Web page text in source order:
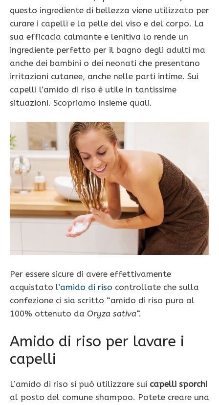
questo ingrediente di bellezza viene utilizzato per
curare i capelli e la pelle del viso e del corpo. La
sua efficacia calmante e lenitiva lo rende un
ingrediente perfetto per il bagno degli adulti ma
anche dei bambini o dei neonati che presentano
irritazioni cutanee, anche nelle parti intime. Sui
capelli l’amido di riso è utile in tantissime
situazioni. Scopriamo insieme quali.
Per essere sicure di avere effettivamente
acquistato l’amido di riso controllate che sulla
confezione ci sia scritto “amido di riso puro al
100% ottenuto da Oryza sativa“.
Amido di riso per lavare i
capelli
L’amido di riso si può utilizzare sui capelli sporchi
al posto del comune shampoo. Potete creare una